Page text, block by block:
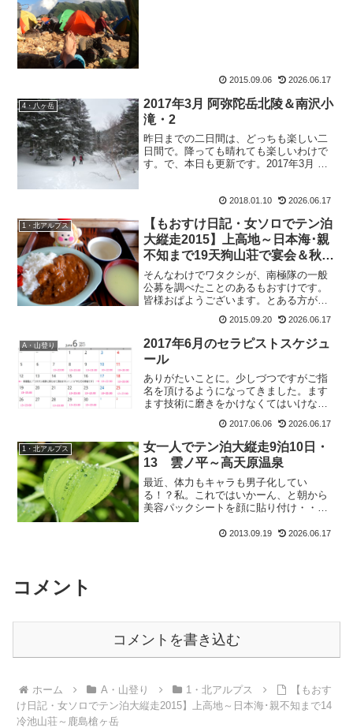
2015.09.06 2026.06.17
4・八ヶ岳
2017年3月 阿弥陀岳北陵＆南沢小
滝・2
昨日までの二日間は、どっちも楽しい二
日間で。降っても晴れても楽しいわけで
す。で、本日も更新です。2017年3月 阿
を。荷物をまとめて出発です。うぃ～。
寝起きでだる...
2018.01.10 2026.06.17
1・北アルプス
【もおすけ日記・女ソロでテン泊
大縦走2015】上高地～日本海･親
不知まで19天狗山荘で宴会＆秋に
お薦めウェア
そんなわけでワタクシが、南極隊の一般
公募を調べたことのあるもおすけです。
皆様おぱようございます。とある方が、
う。え、南極って行けるの自衛隊の人だ
けじゃなかったの？で、話を聞いて調べ
たわけです。子供の頃、学...
2015.09.20 2026.06.17
A・山登り
2017年6月のセラピストスケジュ
ール
ありがたいことに。少しづつですがご指
名を頂けるようになってきました。ます
ます技術に磨きをかけなくてはいけない
少し揉みほぐして下さい」ってお客様が
多いのですがこれって気候と気圧の変化
が激しいからかなぁ。で、...
2017.06.06 2026.06.17
1・北アルプス
女一人でテン泊大縦走9泊10日・
13 雲ノ平～高天原温泉
最近、体力もキャラも男子化してい
る！？私。これではいかーん、と朝から
美容パックシートを顔に貼り付け・・・
です。皆様おぱようございます。そう。
2013.09.19 2026.06.17
コメント
コメントを書き込む
ホーム A・山登り 1・北アルプス
【もおす
け日記・女ソロでテン泊大縦走2015】上高地～日本海･親不知まで14
冷池山荘～鹿島槍ヶ岳